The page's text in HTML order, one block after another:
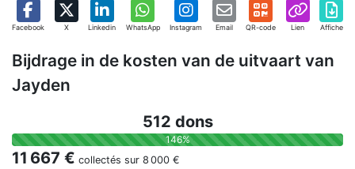
Facebook X Linkedin WhatsApp Instagram Email QR-code Lien Affiche
Bijdrage in de kosten van de uitvaart van
Jayden
512 dons
146%
11 667 € collectés sur 8 000 €